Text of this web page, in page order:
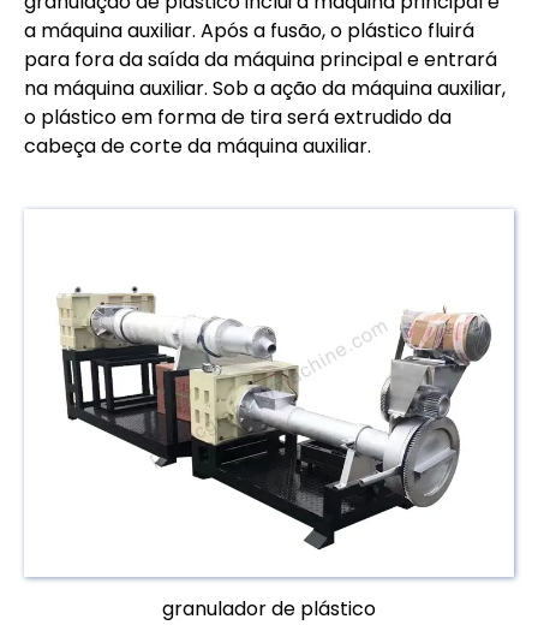
a máquina auxiliar. Após a fusão, o plástico fluirá
para fora da saída da máquina principal e entrará
na máquina auxiliar. Sob a ação da máquina auxiliar,
o plástico em forma de tira será extrudido da
cabeça de corte da máquina auxiliar.
granulador de plástico